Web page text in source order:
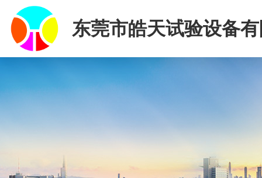
东莞市皓天试验设备